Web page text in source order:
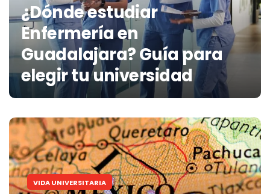
¿Dónde estudiar
Enfermería en
Guadalajara? Guía para
elegir tu universidad
VIDA UNIVERSITARIA